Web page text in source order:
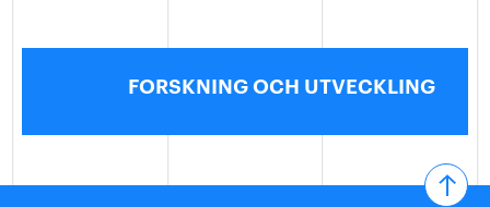
FORSKNING OCH UTVECKLING